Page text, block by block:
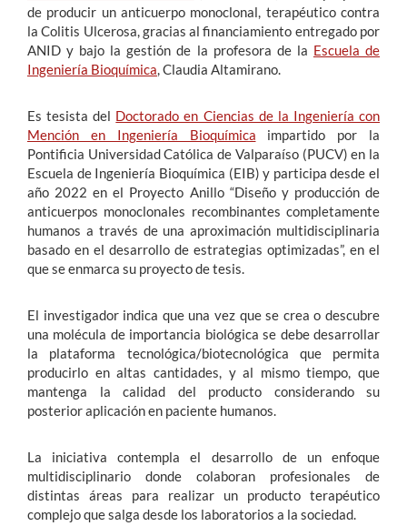
de producir un anticuerpo monoclonal, terapéutico contra
la Colitis Ulcerosa, gracias al financiamiento entregado por
ANID y bajo la gestión de la profesora de la Escuela de
Ingeniería Bioquímica , Claudia Altamirano.
Es tesista del Doctorado en Ciencias de la Ingeniería con
Mención en Ingeniería Bioquímica impartido por la
Pontificia Universidad Católica de Valparaíso (PUCV) en la
Escuela de Ingeniería Bioquímica (EIB) y participa desde el
año 2022 en el Proyecto Anillo “Diseño y producción de
anticuerpos monoclonales recombinantes completamente
humanos a través de una aproximación multidisciplinaria
basado en el desarrollo de estrategias optimizadas”, en el
que se enmarca su proyecto de tesis.
El investigador indica que una vez que se crea o descubre
una molécula de importancia biológica se debe desarrollar
la plataforma tecnológica/biotecnológica que permita
producirlo en altas cantidades, y al mismo tiempo, que
mantenga la calidad del producto considerando su
posterior aplicación en paciente humanos.
La iniciativa contempla el desarrollo de un enfoque
multidisciplinario donde colaboran profesionales de
distintas áreas para realizar un producto terapéutico
complejo que salga desde los laboratorios a la sociedad.